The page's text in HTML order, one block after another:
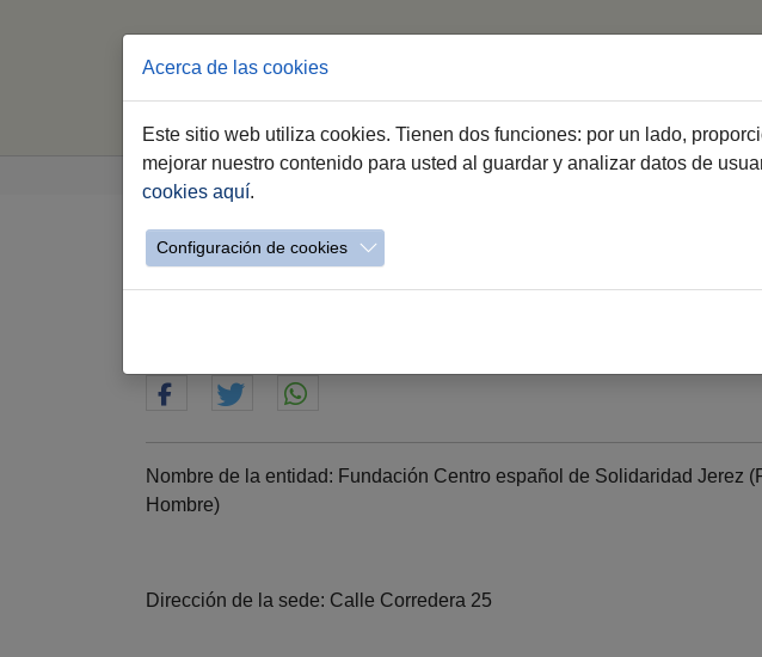
Jerez.es Webs Municipales Voluntariado Haz Voluntariado
Fundación Centro español de
Acompañamiento a personas sin
Nombre de la entidad: Fundación Centro español de Solidaridad Jerez
Hombre)
Dirección de la sede: Calle Corredera 25
Acerca de las cookies
Este sitio web utiliza cookies. Tienen dos funciones: por un lado,
mejorar nuestro contenido para usted al guardar y analizar datos de
cookies aquí.
Configuración de cookies